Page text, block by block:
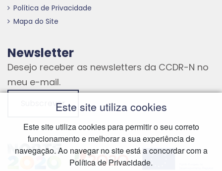
Política de Privacidade
Mapa do Site
Newsletter
Desejo receber as newsletters da CCDR-N no
meu e-mail.
Subscrever
Hiperligação externaHiperligação externaHiperligação externa
Este site utiliza cookies
Este site utiliza cookies para permitir o seu correto
funcionamento e melhorar a sua experiência de
navegação. Ao navegar no site está a concordar com a
Política de Privacidade.